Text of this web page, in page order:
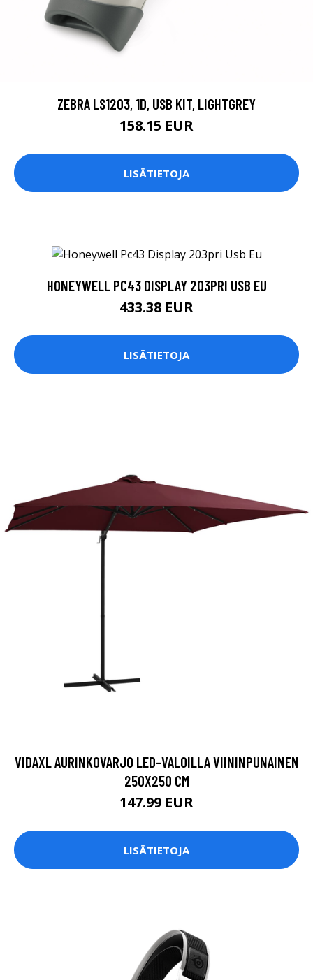
ZEBRA LS1203, 1D, USB KIT, LIGHTGREY
158.15 EUR
LISÄTIETOJA
HONEYWELL PC43 DISPLAY 203PRI USB EU
433.38 EUR
LISÄTIETOJA
VIDAXL AURINKOVARJO LED-VALOILLA VIININPUNAINEN
250X250 CM
147.99 EUR
LISÄTIETOJA